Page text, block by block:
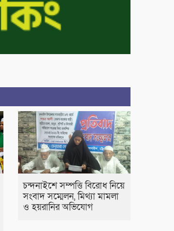
চন্দনাইশে সম্পত্তি বিরোধ নিয়ে
সংবাদ সম্মেলন, মিথ্যা মামলা
ও হয়রানির অভিযোগ